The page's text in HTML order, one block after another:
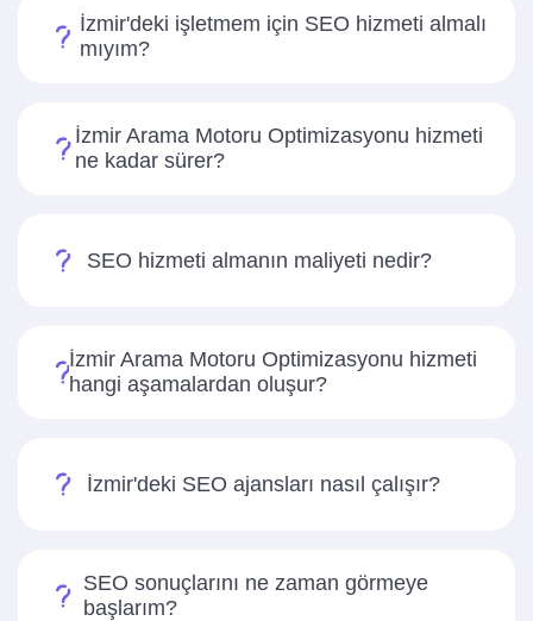
İzmir'deki işletmem için SEO hizmeti almalı
mıyım?
İzmir Arama Motoru Optimizasyonu hizmeti
ne kadar sürer?
SEO hizmeti almanın maliyeti nedir?
İzmir Arama Motoru Optimizasyonu hizmeti
hangi aşamalardan oluşur?
İzmir'deki SEO ajansları nasıl çalışır?
SEO sonuçlarını ne zaman görmeye
başlarım?